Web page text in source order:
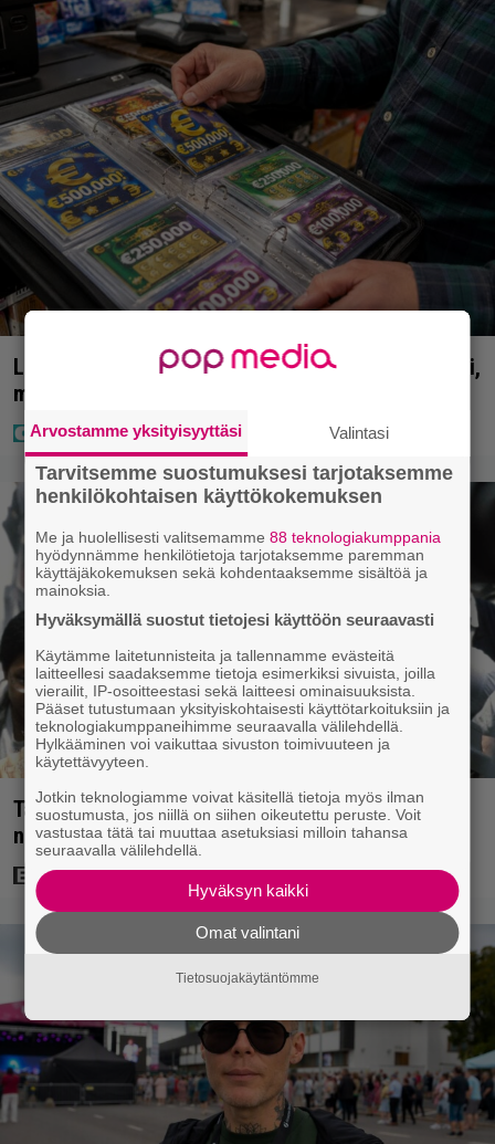
Lapset ostivat isälle lahjaksi arvan – päävoitto tuli,
mutta miten sitten kävikään
Tänään tv:ssä: Vuoden 1997 Bond-leffassa
nähdään hämmenttävän nykyaikainen kännykkä
Arvostamme yksityisyyttäsi Valintasi
Tarvitsemme suostumuksesi tarjotaksemme
henkilökohtaisen käyttökokemuksen
Me ja huolellisesti valitsemamme88 teknologiakumppania
hyödynnämme henkilötietoja tarjotaksemme paremman
käyttäjäkokemuksen sekä kohdentaaksemme sisältöä ja
mainoksia.
Hyväksymällä suostut tietojesi käyttöön seuraavasti
Käytämme laitetunnisteita ja tallennamme evästeitä
laitteellesi saadaksemme tietoja esimerkiksi sivuista, joilla
vierailit, IP-osoitteestasi sekä laitteesi ominaisuuksista.
Pääset tutustumaan yksityiskohtaisesti käyttötarkoituksiin ja
teknologiakumppaneihimme seuraavalla välilehdellä.
Hylkääminen voi vaikuttaa sivuston toimivuuteen ja
käytettävyyteen.
Jotkin teknologiamme voivat käsitellä tietoja myös ilman
suostumusta, jos niillä on siihen oikeutettu peruste. Voit
vastustaa tätä tai muuttaa asetuksiasi milloin tahansa
seuraavalla välilehdellä.
Hyväksyn kaikki
Omat valintani
Tietosuojakäytäntömme